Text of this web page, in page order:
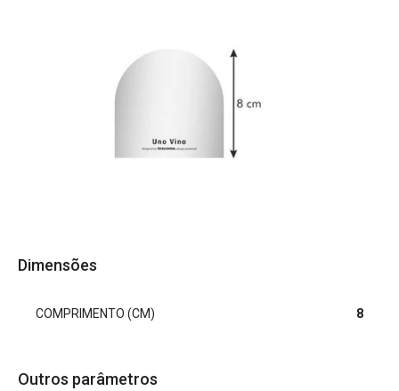
Dimensões
COMPRIMENTO (CM) 8
Outros parâmetros